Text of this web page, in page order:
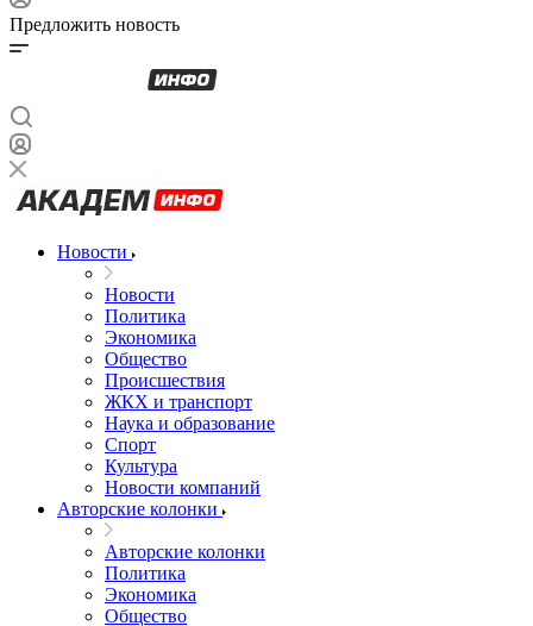
Предложить новость
Новости
Новости
Политика
Экономика
Общество
Происшествия
ЖКХ и транспорт
Наука и образование
Спорт
Культура
Новости компаний
Авторские колонки
Авторские колонки
Политика
Экономика
Общество